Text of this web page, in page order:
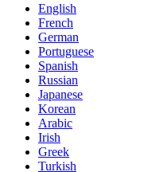
English
French
German
Portuguese
Spanish
Russian
Japanese
Korean
Arabic
Irish
Greek
Turkish